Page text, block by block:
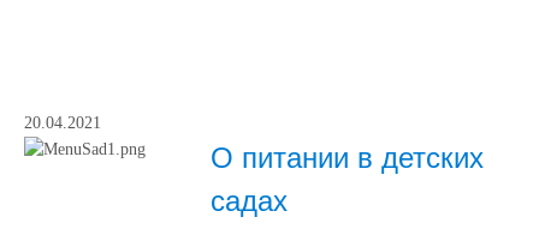
20.04.2021
О питании в детских
садах